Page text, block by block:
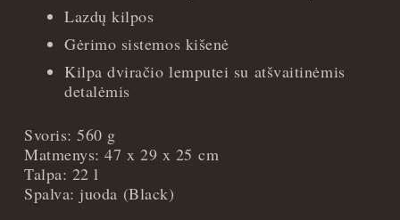
Lazdų kilpos
Gėrimo sistemos kišenė
Kilpa dviračio lemputei su atšvaitinėmis
detalėmis
Svoris: 560 g
Matmenys: 47 x 29 x 25 cm
Talpa: 22 l
Spalva: juoda (Black)